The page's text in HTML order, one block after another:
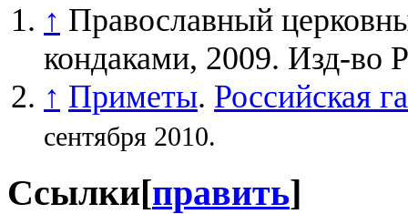
↑ Православный
кондаками, 2009. Изд-
↑ Приметы. Российская
сентября 2010.
Ссылки[править]